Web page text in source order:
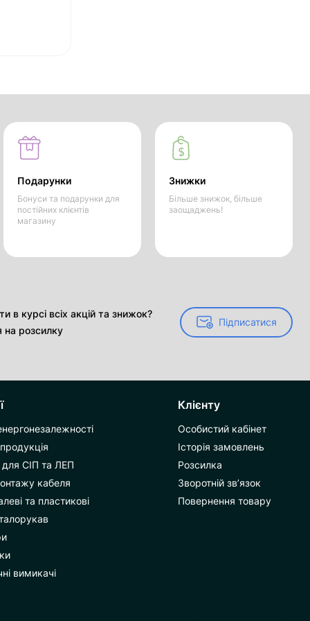
Подарунки
Бонуси та подарунки для
постійних клієнтів
магазину
Знижки
Більше знижок, більше
заощаджень!
в курсі всіх акцій та знижок?
на розсилку
Підписатися
Підписатися
СІП та ЛЕП
кабеля
та пластикові
вимикачі
Клієнту
Особистий кабінет
Історія замовлень
Розсилка
Зворотній зв’язок
Повернення товару